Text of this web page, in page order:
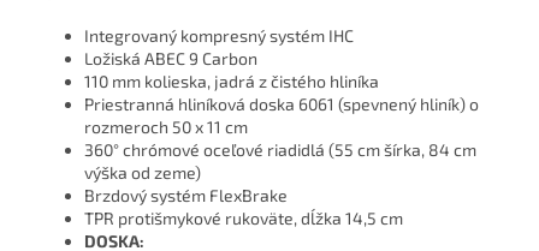
Integrovaný kompresný systém IHC
Ložiská ABEC 9 Carbon
110 mm kolieska, jadrá z čistého hliníka
Priestranná hliníková doska 6061 (spevnený hliník) o
rozmeroch 50 x 11 cm
360° chrómové oceľové riadidlá (55 cm šírka, 84 cm
výška od zeme)
Brzdový systém FlexBrake
TPR protišmykové rukoväte, dĺžka 14,5 cm
DOSKA: